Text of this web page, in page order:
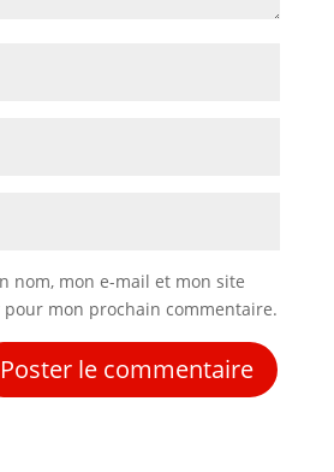
nom, mon e-mail et mon site
mon prochain commentaire.